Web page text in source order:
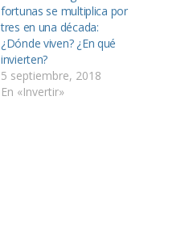
fortunas se multiplica por
tres en una década:
¿Dónde viven? ¿En qué
invierten?
5 septiembre, 2018
En «Invertir»